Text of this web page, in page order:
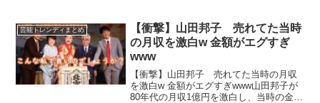
芸能トレンディまとめ
【衝撃】山田邦子 売れてた当時
の月収を激白w 金額がエグすぎ
www
【衝撃】山田邦子 売れてた当時の月収
を激白w 金額がエグすぎwww山田邦子が
80年代の月収1億円を激白し、当時の金銭